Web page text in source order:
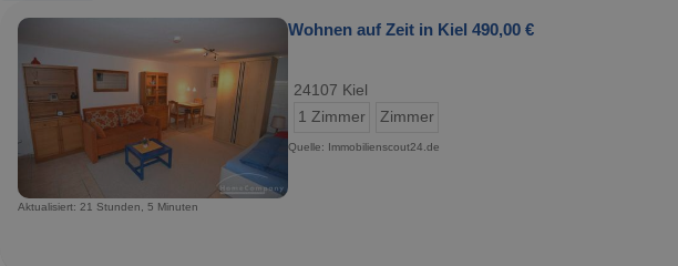
Wohnen auf Zeit in Kiel 490,00 €
24107 Kiel
1 Zimmer
Zimmer
Quelle: Immobilienscout24.de
Aktualisiert: 21 Stunden, 5 Minuten